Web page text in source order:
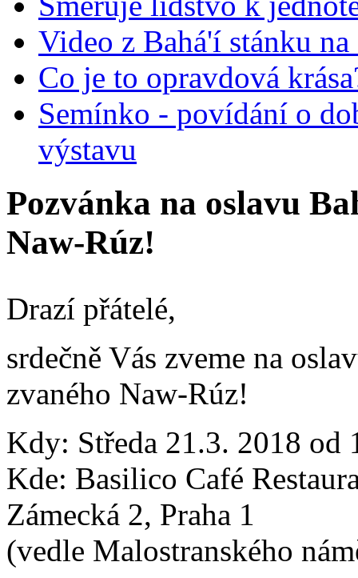
Video z Bahá'í stánku
Co je to opravdová
Semínko - povídání o
výstavu
Pozvánka na oslavu
Naw-Rúz!
Drazí přátelé,
srdečně Vás zveme na
zvaného Naw-Rúz!
Kdy: Středa 21.3. 2018 od
Kde: Basilico Café
Zámecká 2, Praha 1
(vedle Malostranského